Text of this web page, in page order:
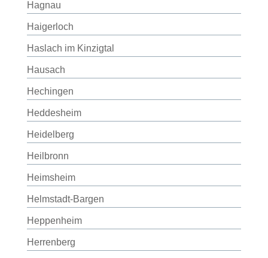
Hagnau
Haigerloch
Haslach im Kinzigtal
Hausach
Hechingen
Heddesheim
Heidelberg
Heilbronn
Heimsheim
Helmstadt-Bargen
Heppenheim
Herrenberg